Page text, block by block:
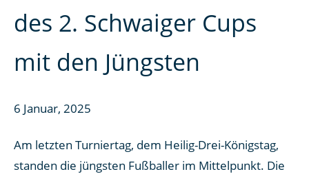
des 2. Schwaiger Cups
mit den Jüngsten
6 Januar, 2025
Am letzten Turniertag, dem Heilig-Drei-Königstag,
standen die jüngsten Fußballer im Mittelpunkt. Die